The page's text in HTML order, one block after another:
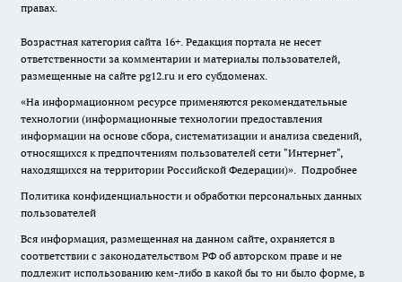
правах.
Возрастная категория сайта 16+. Редакция портала не несет
ответственности за комментарии и материалы пользователей,
размещенные на сайте pg12.ru и его субдоменах.
«На информационном ресурсе применяются рекомендательные
технологии (информационные технологии предоставления
информации на основе сбора, систематизации и анализа сведений,
относящихся к предпочтениям пользователей сети "Интернет",
находящихся на территории Российской Федерации)». Подробнее
Политика конфиденциальности и обработки персональных данных
пользователей
Вся информация, размещенная на данном сайте, охраняется в
соответствии с законодательством РФ об авторском праве и не
подлежит использованию кем-либо в какой бы то ни было форме, в